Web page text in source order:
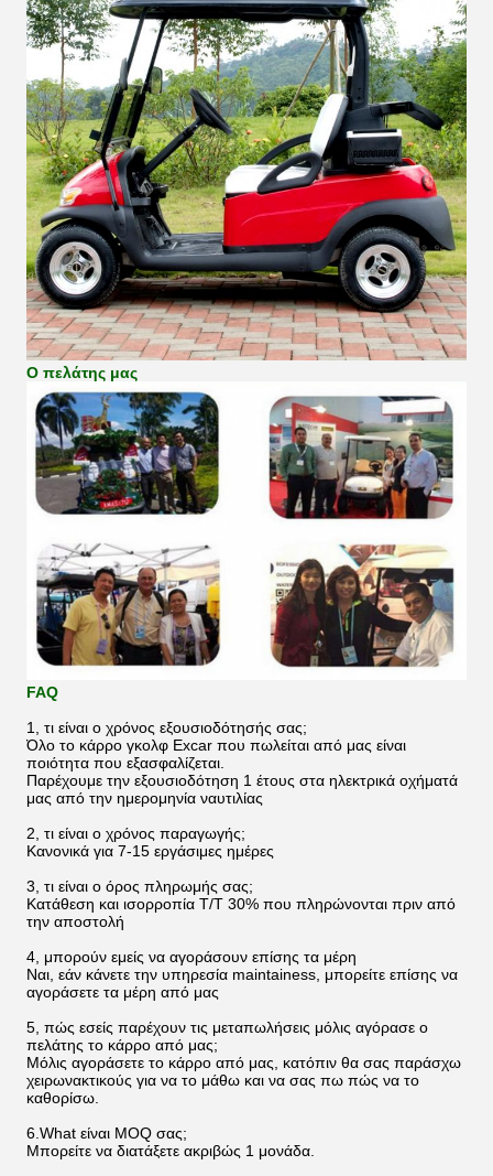
Ο πελάτης μας
FAQ
1, τι είναι ο χρόνος εξουσιοδότησής σας;
Όλο το κάρρο γκολφ Excar που πωλείται από μας είναι
ποιότητα που εξασφαλίζεται.
Παρέχουμε την εξουσιοδότηση 1 έτους στα ηλεκτρικά οχήματά
μας από την ημερομηνία ναυτιλίας
2, τι είναι ο χρόνος παραγωγής;
Κανονικά για 7-15 εργάσιμες ημέρες
3, τι είναι ο όρος πληρωμής σας;
Κατάθεση και ισορροπία T/T 30% που πληρώνονται πριν από
την αποστολή
4, μπορούν εμείς να αγοράσουν επίσης τα μέρη
Ναι, εάν κάνετε την υπηρεσία maintainess, μπορείτε επίσης να
αγοράσετε τα μέρη από μας
5, πώς εσείς παρέχουν τις μεταπωλήσεις μόλις αγόρασε ο
πελάτης το κάρρο από μας;
Μόλις αγοράσετε το κάρρο από μας, κατόπιν θα σας παράσχω
χειρωνακτικούς για να το μάθω και να σας πω πώς να το
καθορίσω.
6.What είναι MOQ σας;
Μπορείτε να διατάξετε ακριβώς 1 μονάδα.